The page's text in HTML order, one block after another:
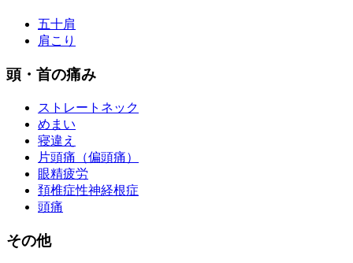
五十肩
肩こり
頭・首の痛み
ストレートネック
めまい
寝違え
片頭痛（偏頭痛）
眼精疲労
頚椎症性神経根症
頭痛
その他